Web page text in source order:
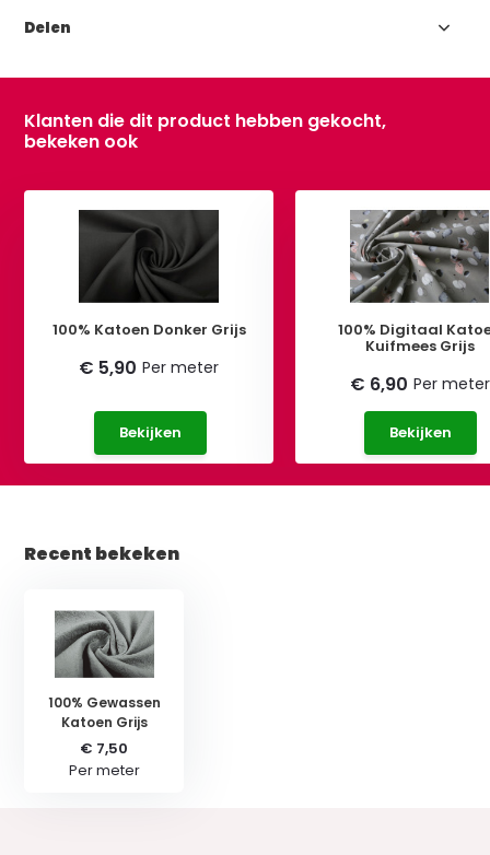
Delen
Klanten die dit product hebben gekocht,
bekeken ook
100% Katoen Donker Grijs
€ 5,90 Per meter
Bekijken
100% Digitaal
Kuifmees Grijs
€ 6,90 Per meter
Bekijken
Recent bekeken
100% Gewassen
Katoen Grijs
€ 7,50
Per meter